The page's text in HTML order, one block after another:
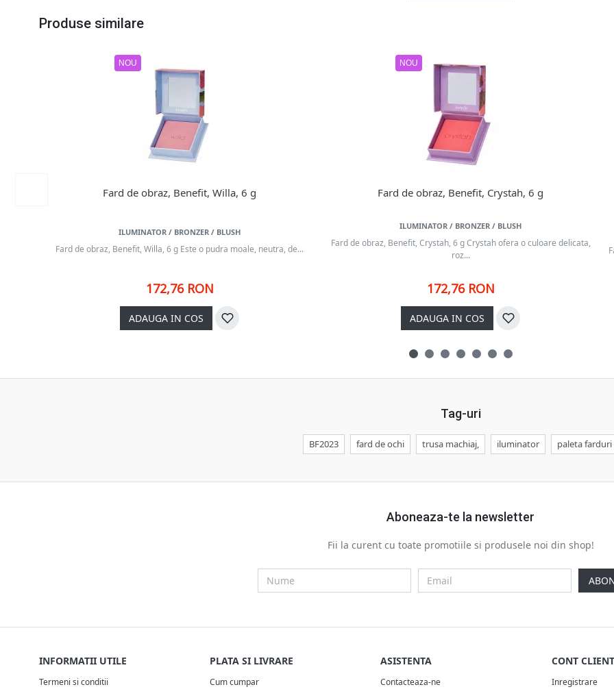
Produse similare
NOU
Fard de obraz, Benefit, Willa, 6 g
ILUMINATOR / BRONZER / BLUSH
Fard de obraz, Benefit, Willa, 6 g Este o pudra moale, neutra, de...
172,76 RON
ADAUGA IN COS
NOU
Fard de obraz, Benefit, Crystah, 6 g
ILUMINATOR / BRONZER / BLUSH
Fard de obraz, Benefit, Crystah, 6 g Crystah ofera o culoare delicata,
roz...
172,76 RON
ADAUGA IN COS
Tag-uri
BF2023 fard de ochi trusa machiaj, iluminator paleta farduri
Aboneaza-te la newsletter
Fii la curent cu toate promotiile si produsele noi din shop!
INFORMATII UTILE
Termeni si conditii
PLATA SI LIVRARE
Cum cumpar
ASISTENTA
Contacteaza-ne
CONT CLIENT
Inregistrare